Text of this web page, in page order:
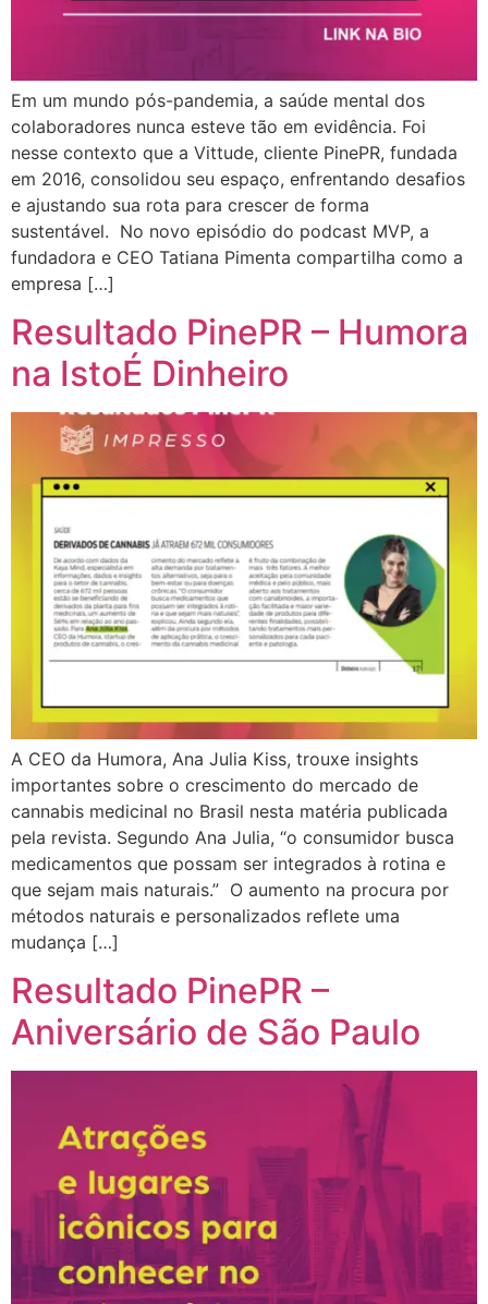
Em um mundo pós-pandemia, a saúde mental dos
colaboradores nunca esteve tão em evidência. Foi
nesse contexto que a Vittude, cliente PinePR, fundada
em 2016, consolidou seu espaço, enfrentando desafios
e ajustando sua rota para crescer de forma
sustentável. No novo episódio do podcast MVP, a
fundadora e CEO Tatiana Pimenta compartilha como a
empresa […]
Resultado PinePR – Humora
na IstoÉ Dinheiro
A CEO da Humora, Ana Julia Kiss, trouxe insights
importantes sobre o crescimento do mercado de
cannabis medicinal no Brasil nesta matéria publicada
pela revista. Segundo Ana Julia, “o consumidor busca
medicamentos que possam ser integrados à rotina e
que sejam mais naturais.” O aumento na procura por
métodos naturais e personalizados reflete uma
mudança […]
Resultado PinePR –
Aniversário de São Paulo